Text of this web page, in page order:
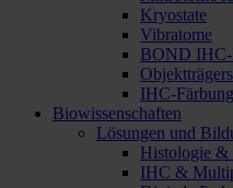
Kryostate
Vibratome
BOND IHC-
IHC-
Biowissenschaften
Lösungen und
Histologie &
IHC &